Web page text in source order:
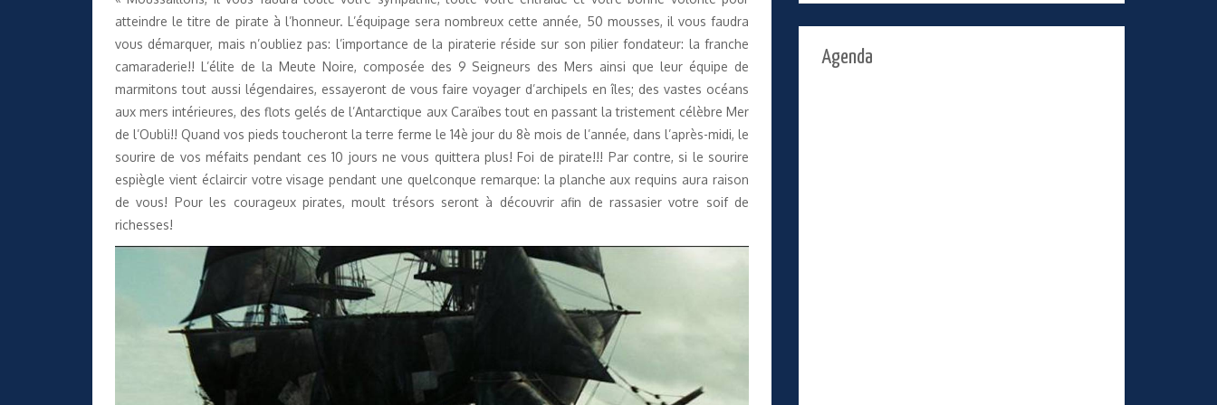
atteindre le titre de pirate à l’honneur. L’équipage sera nombreux cette année, 50 mousses, il vous faudra
vous démarquer, mais n’oubliez pas: l’importance de la piraterie réside sur son pilier fondateur: la franche
camaraderie!! L’élite de la Meute Noire, composée des 9 Seigneurs des Mers ainsi que leur équipe de
marmitons tout aussi légendaires, essayeront de vous faire voyager d’archipels en îles; des vastes océans
aux mers intérieures, des flots gelés de l’Antarctique aux Caraïbes tout en passant la tristement célèbre Mer
de l’Oubli!! Quand vos pieds toucheront la terre ferme le 14è jour du 8è mois de l’année, dans l’après-midi, le
sourire de vos méfaits pendant ces 10 jours ne vous quittera plus! Foi de pirate!!! Par contre, si le sourire
espiègle vient éclaircir votre visage pendant une quelconque remarque: la planche aux requins aura raison
de vous! Pour les courageux pirates, moult trésors seront à découvrir afin de rassasier votre soif de
richesses!
Agenda